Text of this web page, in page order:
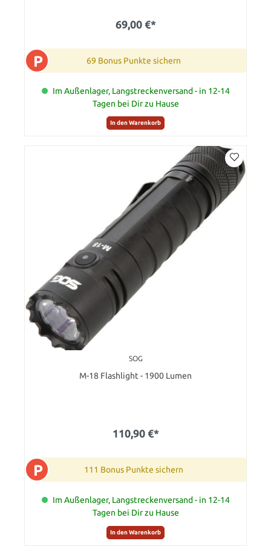
69,00 €*
P 69 Bonus Punkte sichern
Im Außenlager, Langstreckenversand - in 12-14
Tagen bei Dir zu Hause
In den Warenkorb
SOG
M-18 Flashlight - 1900 Lumen
110,90 €*
P 111 Bonus Punkte sichern
Im Außenlager, Langstreckenversand - in 12-14
Tagen bei Dir zu Hause
In den Warenkorb